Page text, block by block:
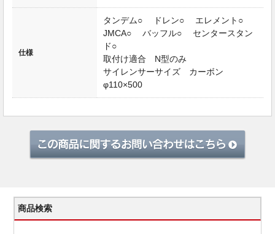
仕様
タンデム○ ドレン○ エレメント○
JMCA○ バッフル○ センタースタン
ド○
取付け適合 N型のみ
サイレンサーサイズ カーボン
φ110×500
商品検索